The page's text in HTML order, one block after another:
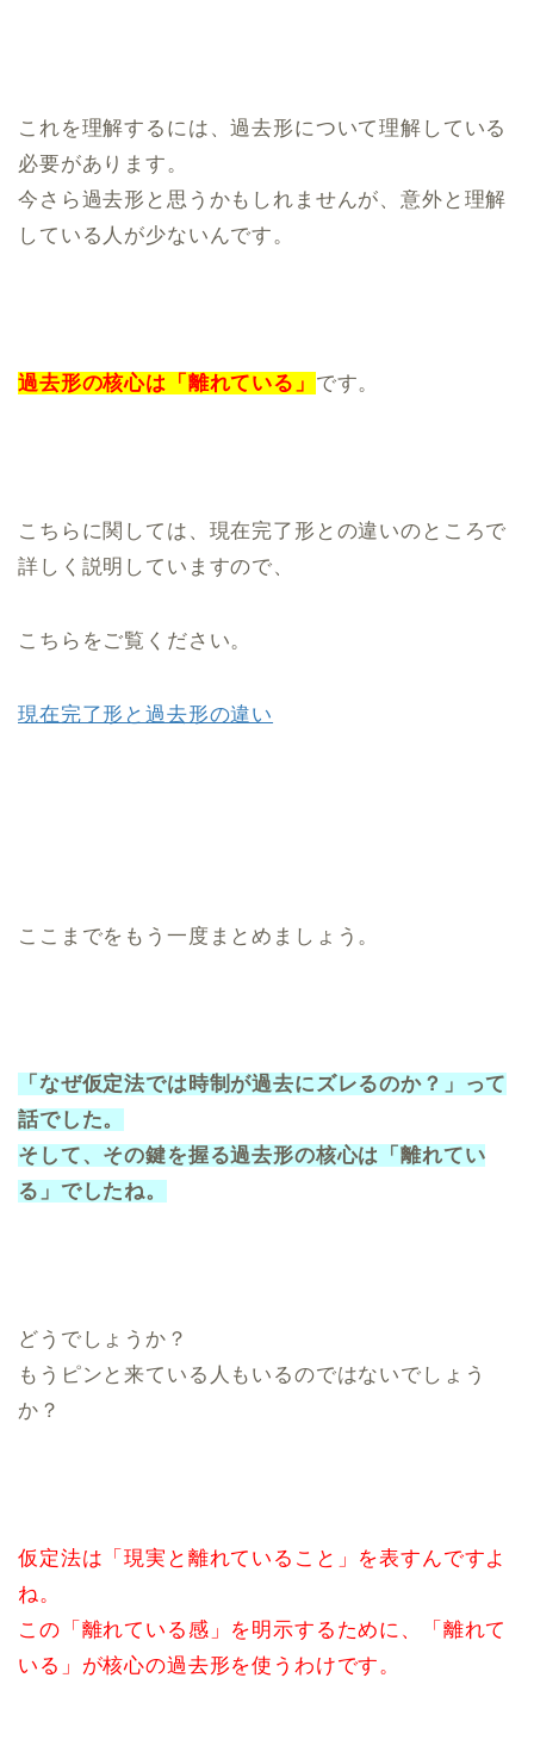
これを理解するには、過去形について理解している
必要があります。
今さら過去形と思うかもしれませんが、意外と理解
している人が少ないんです。
過去形の核心は「離れている」 です。
こちらに関しては、現在完了形との違いのところで
詳しく説明していますので、
こちらをご覧ください。
現在完了形と過去形の違い
ここまでをもう一度まとめましょう。
「なぜ仮定法では時制が過去にズレるのか？」って
話でした。
そして、その鍵を握る過去形の核心は「離れてい
る」でしたね。
どうでしょうか？
もうピンと来ている人もいるのではないでしょう
か？
仮定法は「現実と離れていること」を表すんですよ
ね。
この「離れている感」を明示するために、「離れて
いる」が核心の過去形を使うわけです。